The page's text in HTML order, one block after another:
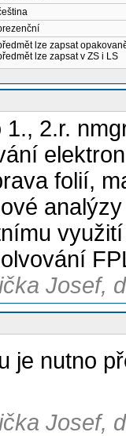
lze zapsat
lze zapsat v ZS i LS
2.r.
folií,
Josef,
je nutno
Josef,